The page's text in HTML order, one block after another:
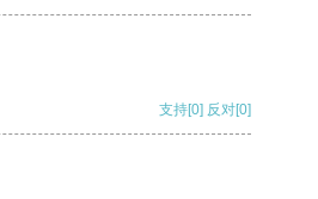
支持[0] 反对[0]